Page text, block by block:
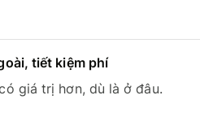
tiết kiệm phí
giá trị hơn, dù là ở đâu.